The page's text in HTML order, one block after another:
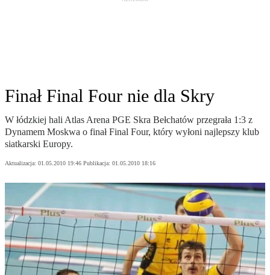
Finał Final Four nie dla Skry
W łódzkiej hali Atlas Arena PGE Skra Bełchatów przegrała 1:3 z
Dynamem Moskwa o finał Final Four, który wyłoni najlepszy klub
siatkarski Europy.
Aktualizacja: 01.05.2010 19:46 Publikacja: 01.05.2010 18:16